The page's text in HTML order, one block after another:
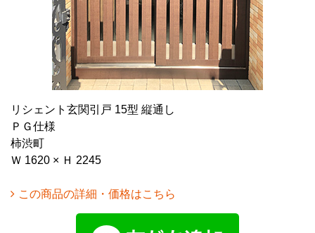
リシェント玄関引戸 15型 縦通し
ＰＧ仕様
柿渋町
Ｗ 1620 × Ｈ 2245
この商品の詳細・価格はこちら